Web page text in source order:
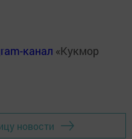
канал «Кукмор
новости